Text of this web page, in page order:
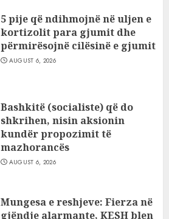
5 pije që ndihmojnë në uljen e
kortizolit para gjumit dhe
përmirësojnë cilësinë e gjumit
AUGUST 6, 2026
Bashkitë (socialiste) që do
shkrihen, nisin aksionin
kundër propozimit të
mazhorancës
AUGUST 6, 2026
Mungesa e reshjeve: Fierza në
gjëndje alarmante, KESH blen